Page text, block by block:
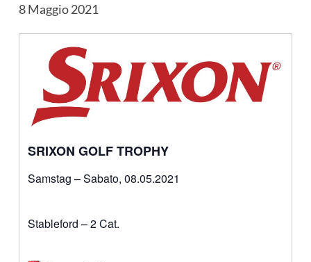
8 Maggio 2021
SRIXON GOLF TROPHY
Samstag – Sabato, 08.05.2021
Stableford – 2 Cat.